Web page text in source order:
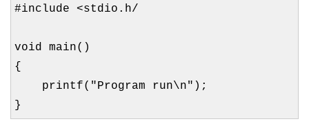
#include <stdio.h/
void main()
{
printf("Program run\n");
}